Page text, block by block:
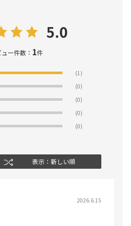
5.0
ュー件数： 1件
(1)
(0)
(0)
(0)
(0)
表示：新しい順
2026.6.15